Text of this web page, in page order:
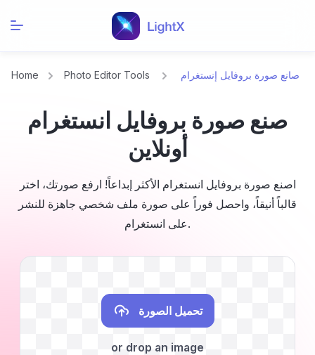
Home Photo Editor Tools صانع صورة بروفايل إنستغرام
صنع صورة بروفايل انستغرام
أونلاين
اصنع صورة بروفايل انستغرام الأكثر إبداعاً! ارفع صورتك، اختر
قالباً أنيقاً، واحصل فوراً على صورة ملف شخصي جاهزة للنشر
على انستغرام.
تحميل الصورة
or drop an image